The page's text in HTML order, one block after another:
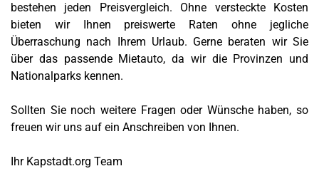
bestehen jeden Preisvergleich. Ohne versteckte Kosten
bieten wir Ihnen preiswerte Raten ohne jegliche
Überraschung nach Ihrem Urlaub. Gerne beraten wir Sie
über das passende Mietauto, da wir die Provinzen und
Nationalparks kennen.
Sollten Sie noch weitere Fragen oder Wünsche haben, so
freuen wir uns auf ein Anschreiben von Ihnen.
Ihr Kapstadt.org Team